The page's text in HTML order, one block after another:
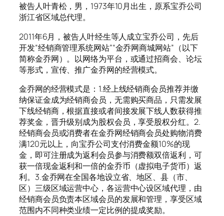
被告人叶青松，男，1973年10月出生，原系宝乔公司
浙江省区域总代理。
2011年6月，被告人叶经生等人成立宝乔公司，先后
开发“经销商管理系统网站”“金乔网商城网站”（以下
简称金乔网）。以网络为平台，或通过招商会、论坛
等形式，宣传、推广金乔网的经营模式。
金乔网的经营模式是：1.经上线经销商会员推荐并缴
纳保证金成为经销商会员，无需购买商品，只需发展
下线经销商，根据直接或者间接发展下线人数获得推
荐奖金，晋升级别成为股权会员，享受股权分红。2.
经销商会员或消费者在金乔网经销商会员处购物消费
满120元以上，向宝乔公司支付消费金额10%的现
金，即可注册成为返利会员参与消费额双倍返利，可
获一倍现金返利和一倍的金乔币（虚拟电子货币）返
利。3.金乔网在全国各地设立省、地区、县（市、
区）三级区域运营中心，各运营中心设区域代理，由
经销商会员负责本区域会员的发展和管理，享受区域
范围内不同种类业绩一定比例的提成奖励。